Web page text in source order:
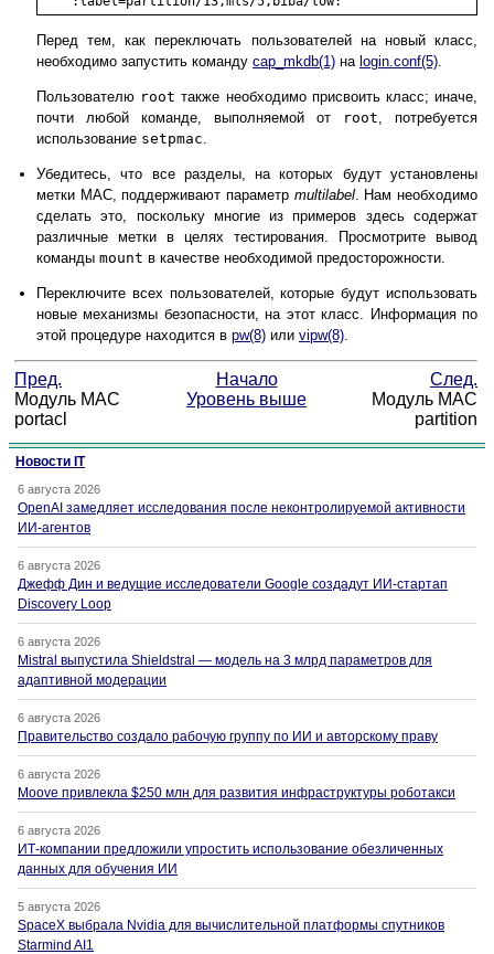
Перед тем, как переключать пользователей на новый класс,
необходимо запустить команду cap_mkdb(1) на login.conf(5).
Пользователю root также необходимо присвоить класс; иначе,
почти любой команде, выполняемой от
root, потребуется
использование setpmac.
Убедитесь, что все разделы, на которых будут установлены
метки MAC, поддерживают параметр multilabel. Нам необходимо
сделать это, поскольку многие из примеров здесь содержат
различные метки в целях тестирования. Просмотрите вывод
команды mount в качестве необходимой предосторожности.
Переключите всех пользователей, которые будут использовать
новые механизмы безопасности, на этот класс. Информация по
этой процедуре находится в pw(8) или vipw(8).
Пред. Начало
След.
Модуль MAC
portacl
Уровень выше
Модуль MAC
partition
Новости IT
6 августа 2026
OpenAI замедляет исследования после неконтролируемой активности
ИИ-агентов
6 августа 2026
Джефф Дин и ведущие исследователи Google создадут ИИ-стартап
Discovery Loop
6 августа 2026
Mistral выпустила Shieldstral — модель на 3 млрд параметров для
адаптивной модерации
6 августа 2026
Правительство создало рабочую группу по ИИ и авторскому праву
6 августа 2026
Moove привлекла $250 млн для развития инфраструктуры роботакси
6 августа 2026
ИТ-компании предложили упростить использование обезличенных
данных для обучения ИИ
5 августа 2026
SpaceX выбрала Nvidia для вычислительной платформы спутников
Starmind AI1